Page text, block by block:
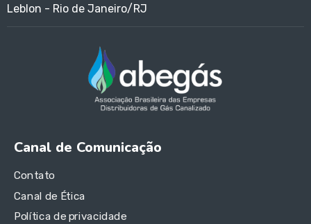
Leblon - Rio de Janeiro/RJ
Canal de Comunicação
Contato
Canal de Ética
Política de privacidade